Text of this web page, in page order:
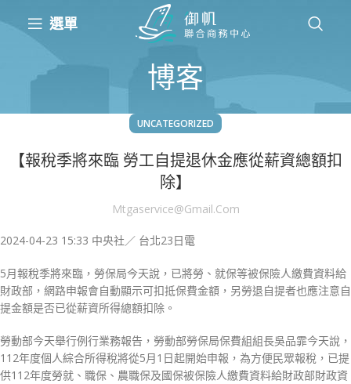
選單
博客
UNCATEGORIZED
【報稅季將來臨 勞工自提退休金應從薪資總額扣
除】
Mtgaservice@gmail.com
2024-04-23 15:33 中央社／ 台北23日電
5月報稅季將來臨，勞保局今天說，已將勞、就保等被保險人繳費資料給
財政部，網路申報會自動顯示可扣抵保費金額，另勞退自提者也應注意自
提金額是否已從薪資所得總額扣除。
勞動部今天舉行例行業務報告，勞動部勞保局保費組組長吳品霏今天說，
112年度個人綜合所得稅將從5月1日起開始申報，為方便民眾報稅，已提
供112年度勞就、職保、農職保及國保被保險人繳費資料給財政部財政資